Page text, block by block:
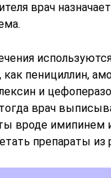
врач
пенициллин,
и
врач
вроде имипинем
препараты из